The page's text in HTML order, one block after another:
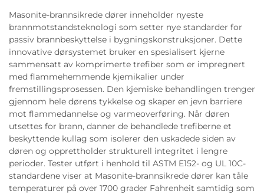
Masonite-brannsikrede dører inneholder nyeste
brannmotstandsteknologi som setter nye standarder for
passiv brannbeskyttelse i bygningskonstruksjoner. Dette
innovative dørsystemet bruker en spesialisert kjerne
sammensatt av komprimerte trefiber som er impregnert
med flammehemmende kjemikalier under
fremstillingsprosessen. Den kjemiske behandlingen trenger
gjennom hele dørens tykkelse og skaper en jevn barriere
mot flammedannelse og varmeoverføring. Når døren
utsettes for brann, danner de behandlede trefiberne et
beskyttende kullag som isolerer den uskadede siden av
døren og opprettholder strukturell integritet i lengre
perioder. Tester utført i henhold til ASTM E152- og UL 10C-
standardene viser at Masonite-brannsikrede dører kan tåle
temperaturer på over 1700 grader Fahrenheit samtidig som